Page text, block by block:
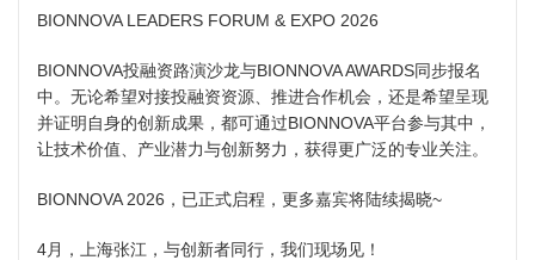
BIONNOVA LEADERS FORUM & EXPO 2026
BIONNOVA投融资路演沙龙与BIONNOVA AWARDS同步报名
中。无论希望对接投融资资源、推进合作机会，还是希望呈现
并证明自身的创新成果，都可通过BIONNOVA平台参与其中，
让技术价值、产业潜力与创新努力，获得更广泛的专业关注。
BIONNOVA 2026，已正式启程，更多嘉宾将陆续揭晓~
4月，上海张江，与创新者同行，我们现场见！